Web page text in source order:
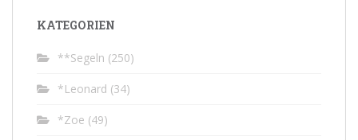
KATEGORIEN
**Segeln (250)
*Leonard (34)
*Zoe (49)